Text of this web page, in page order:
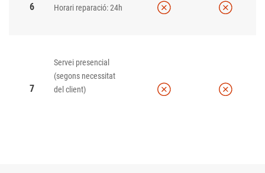
6 Horari reparació: 24h
7
Servei presencial
(segons necessitat
del client)